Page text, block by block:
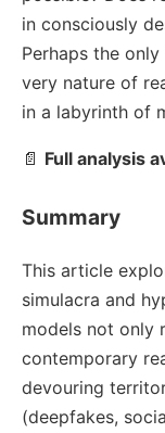
in consciously
Perhaps the
very nature of
in a labyrinth of
📄 Full analysis
Summary
This article
simulacra and
models not only
contemporary
devouring
(deepfakes,